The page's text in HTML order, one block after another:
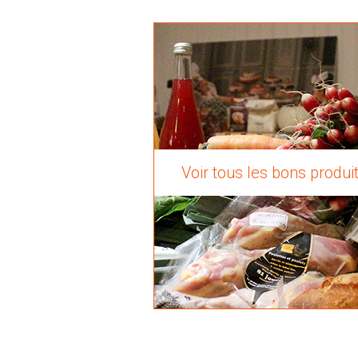
Voir tous les bons